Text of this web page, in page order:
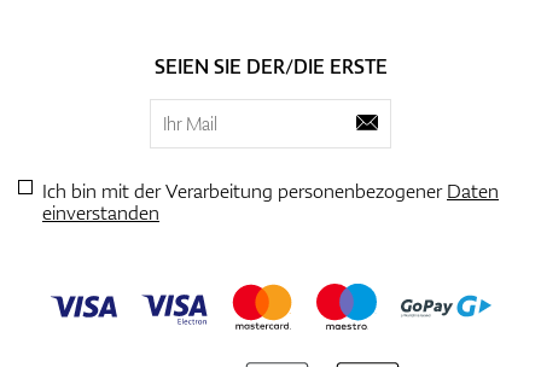
SEIEN SIE DER/DIE ERSTE
Ich bin mit der Verarbeitung personenbezogenerDaten
einverstanden